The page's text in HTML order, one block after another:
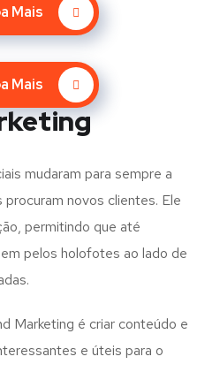
Mais
Mais
mudaram para sempre a
novos clientes. Ele
permitindo que até
pelos holofotes ao lado de
Marketing é criar conteúdo e
e úteis para o